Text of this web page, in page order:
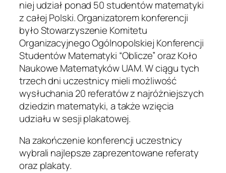
niej udział ponad 50 studentów matematyki
z całej Polski. Organizatorem konferencji
było Stowarzyszenie Komitetu
Organizacyjnego Ogólnopolskiej Konferencji
Studentów Matematyki “Oblicze” oraz Koło
Naukowe Matematyków UAM. W ciągu tych
trzech dni uczestnicy mieli możliwość
wysłuchania 20 referatów z najróżniejszych
dziedzin matematyki, a także wzięcia
udziału w sesji plakatowej.
Na zakończenie konferencji uczestnicy
wybrali najlepsze zaprezentowane referaty
oraz plakaty.